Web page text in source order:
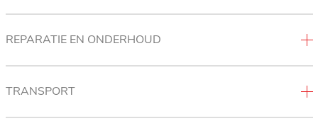
REPARATIE EN ONDERHOUD
TRANSPORT